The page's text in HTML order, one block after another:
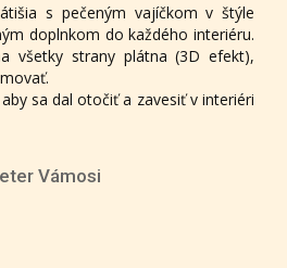
s pečeným vajíčkom v štýle
doplnkom do každého interiéru.
všetky strany plátna (3D efekt),
sa dal otočiť a zavesiť v interiéri
Vámosi